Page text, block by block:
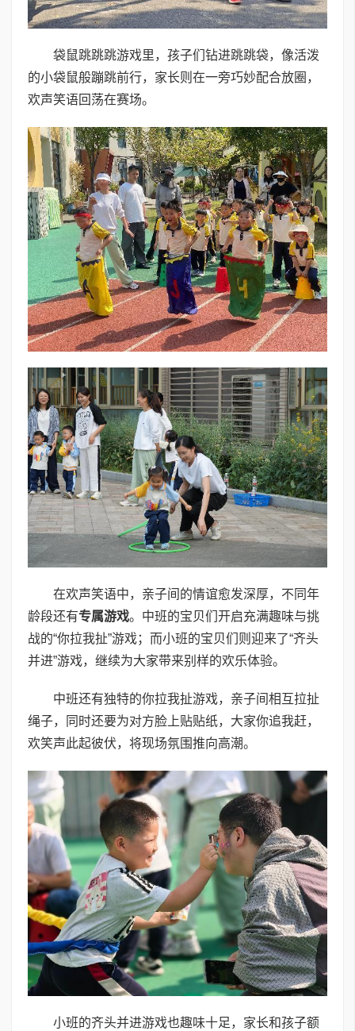
袋鼠跳跳跳游戏里，孩子们钻进跳跳袋，像活泼
的小袋鼠般蹦跳前行，家长则在一旁巧妙配合放圈，
欢声笑语回荡在赛场。
在欢声笑语中，亲子间的情谊愈发深厚，不同年
龄段还有专属游戏。中班的宝贝们开启充满趣味与挑
战的“你拉我扯”游戏；而小班的宝贝们则迎来了“齐头
并进”游戏，继续为大家带来别样的欢乐体验。
中班还有独特的你拉我扯游戏，亲子间相互拉扯
绳子，同时还要为对方脸上贴贴纸，大家你追我赶，
欢笑声此起彼伏，将现场氛围推向高潮。
小班的齐头并进游戏也趣味十足，家长和孩子额